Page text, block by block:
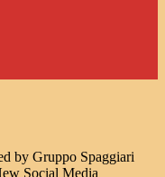
by Gruppo Spaggiari
Social Media